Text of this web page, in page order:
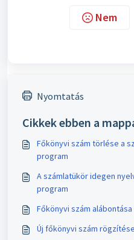
Nem
Nyomtatás
Cikkek ebben a
Főkönyvi szám törlése a
program
A számlatükör idegen
program
Főkönyvi szám
Új főkönyvi szám